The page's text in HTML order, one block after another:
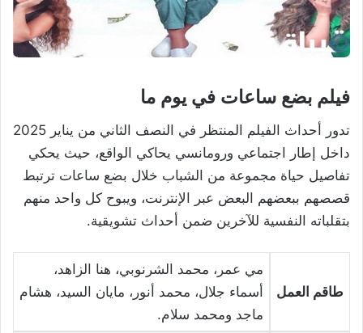
فيلم بضع ساعات في يوم ما
تدور أحداث الفيلم المنتظر في النصف الثاني من يناير 2025
داخل إطار اجتماعي ورومانسي يحاكي الواقع، حيث يحكي
تفاصيل حياة مجموعة من الشباب خلال بضع ساعات ترتبط
قصصهم ببعضهم البعض عبر الإنترنت، ويبوح كل واحد منهم
بتقلباته النفسية للآخرين ضمن أحداث تشويقية.
طاقم العمل
مي عمر، محمد الشرنوبي، هنا الزاهد،
أسماء جلال، محمد أنور، مايان السيد، هشام
ماجد ومحمد سلام.